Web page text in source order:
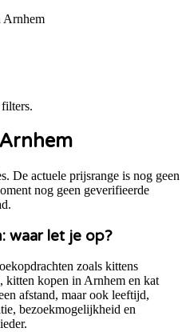
Arnhem
Arnhem
De actuele prijsrange is nog geen
nog geen geverifieerde
: waar let je op?
zoals kittens
, kitten kopen inArnhem en kat
afstand, maar ook leeftijd,
bezoekmogelijkheid en